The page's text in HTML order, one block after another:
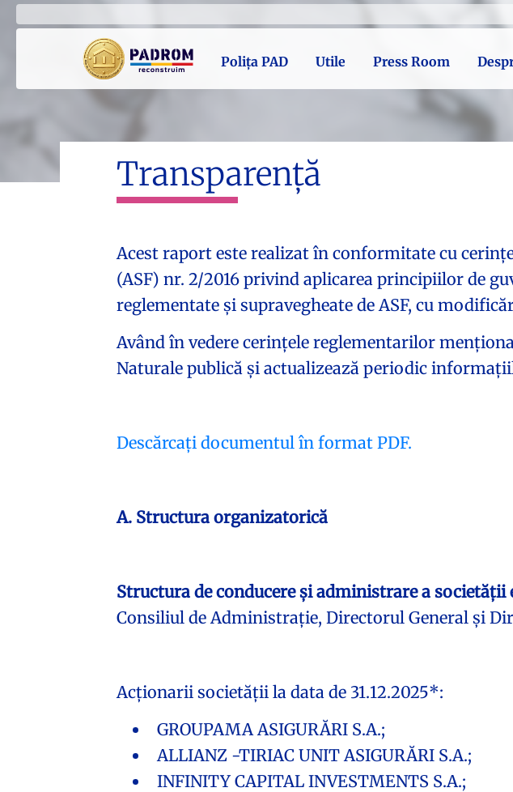
Polița PAD Utile Press Room
Transparență
Acest raport este realizat în conformitate cu
(ASF) nr. 2/2016 privind aplicarea principiilor de
reglementate și supravegheate de ASF, cu
Având în vedere cerințele reglementarilor
Naturale publică și actualizează periodic
Descărcați documentul în format PDF.
A. Structura organizatorică
Structura de conducere și administrare a societății
Consiliul de Administrație, Directorul General și
Acționarii societății la data de 31.12.2025*:
GROUPAMA ASIGURĂRI S.A.;
ALLIANZ -TIRIAC UNIT ASIGURĂRI S.A.;
INFINITY CAPITAL INVESTMENTS S.A.;